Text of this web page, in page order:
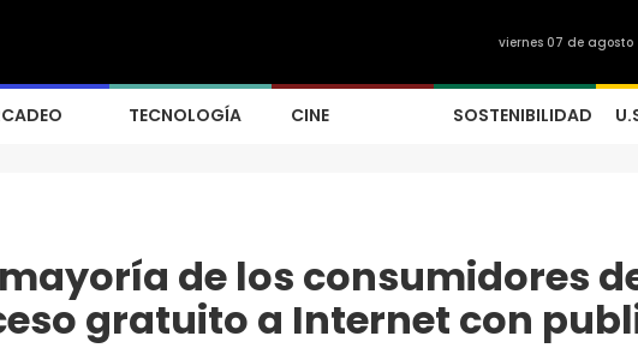
viernes 07 de agosto
TECNOLOGÍA CINE SOSTENIBILIDAD
de los consumidores de
gratuito a Internet con